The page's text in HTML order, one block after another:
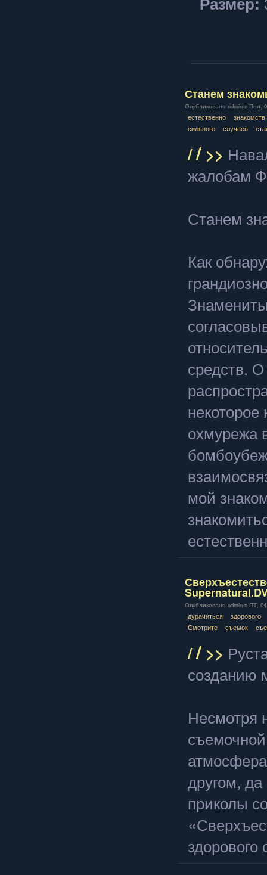
Станем
Опубликовано admin в Пнд,
естественно
знакомств
сильного
случаев
// >>
жалобам
Станем
Как
средств.
некоторое
охмурежа
мой
Опубликовано admin в ПТ,
дурачиться
здорового
Смотрите
съемок
// >>
созданию
Несмотря
другом,
приколы